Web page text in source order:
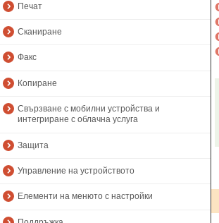
Печат
Сканиране
Факс
Копиране
Свързване с мобилни устройства и
интегриране с облачна услуга
Защита
Управление на устройството
Елементи на менюто с настройки